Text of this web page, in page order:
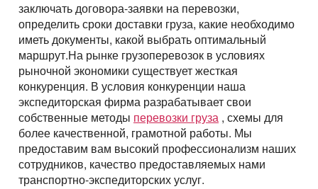
заключать договора-заявки на перевозки,
определить сроки доставки груза, какие необходимо
иметь документы, какой выбрать оптимальный
маршрут.На рынке грузоперевозок в условиях
рыночной экономики существует жесткая
конкуренция. В условия конкуренции наша
экспедиторская фирма разрабатывает свои
собственные методы перевозки груза , схемы для
более качественной, грамотной работы. Мы
предоставим вам высокий профессионализм наших
сотрудников, качество предоставляемых нами
транспортно-экспедиторских услуг.